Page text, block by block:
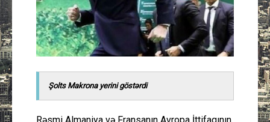
Müsahibə
İdman
Gündəm
Şolts Makrona yerini göstərdi